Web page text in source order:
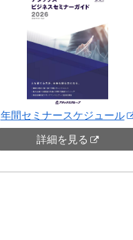
年間セミナースケジュール
詳細を見る